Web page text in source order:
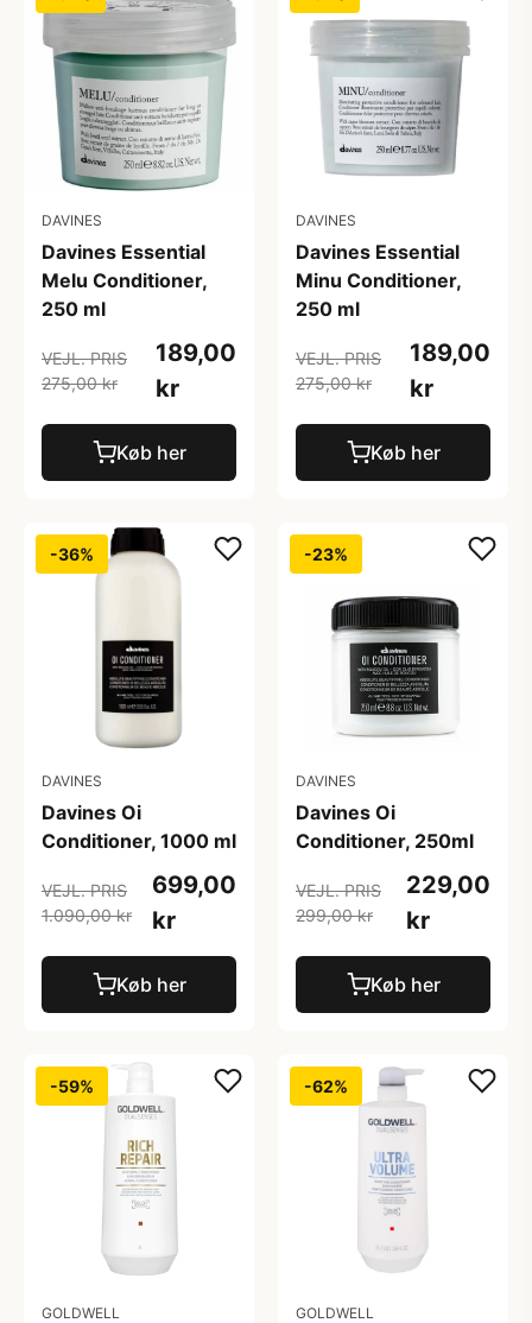
DAVINES
Davines Essential
Melu Conditioner,
250 ml
VEJL. PRIS
275,00 kr
189,00
kr
Køb her
DAVINES
Davines Essential
Minu Conditioner,
250 ml
VEJL. PRIS
275,00 kr
189,00
kr
Køb her
-36%
DAVINES
Davines Oi
Conditioner, 1000 ml
VEJL. PRIS
1.090,00 kr
699,00
kr
Køb her
-23%
DAVINES
Davines Oi
Conditioner, 250ml
VEJL. PRIS
299,00 kr
229,00
kr
Køb her
-59%
GOLDWELL
-62%
GOLDWELL